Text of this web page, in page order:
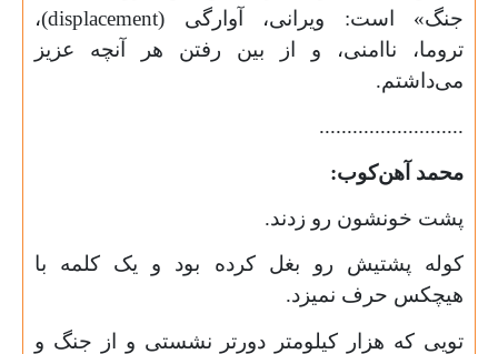
جنگ» است: ویرانی، آوارگی (displacement)،
تروما، ناامنی، و از بین رفتن هر آنچه عزیز
می‌داشتم.
..........................
محمد آهن‌کوب:
پشت خونشون رو زدند.
کوله پشتیش رو بغل کرده بود و یک کلمه با
هیچکس حرف نمیزد.
تویی که هزار کیلومتر دورتر نشستی و از جنگ و